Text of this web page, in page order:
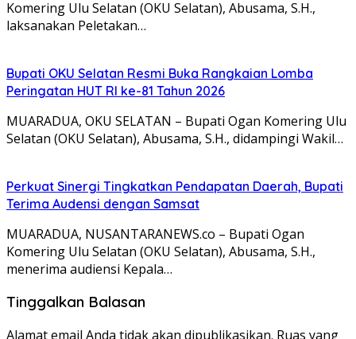
Komering Ulu Selatan (OKU Selatan), Abusama, S.H.,
laksanakan Peletakan…
Bupati OKU Selatan Resmi Buka Rangkaian Lomba
Peringatan HUT RI ke-81 Tahun 2026
MUARADUA, OKU SELATAN – Bupati Ogan Komering Ulu
Selatan (OKU Selatan), Abusama, S.H., didampingi Wakil…
Perkuat Sinergi Tingkatkan Pendapatan Daerah, Bupati
Terima Audensi dengan Samsat
MUARADUA, NUSANTARANEWS.co – Bupati Ogan
Komering Ulu Selatan (OKU Selatan), Abusama, S.H.,
menerima audiensi Kepala…
Tinggalkan Balasan
Alamat email Anda tidak akan dipublikasikan. Ruas yang